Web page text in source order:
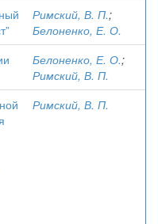
Римский, В. П.;
Белоненко, Е. О.
Белоненко, Е. О.;
Римский, В. П.
Римский, В. П.